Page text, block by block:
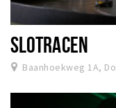
SLOTRACEN
Baanhoekweg 1A,